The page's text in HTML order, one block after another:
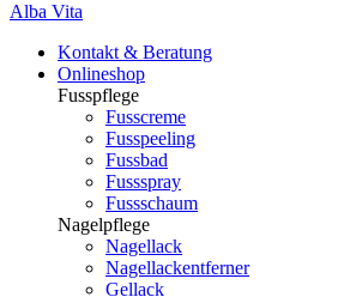
Alba Vita
Kontakt & Beratung
Onlineshop
Fusspflege
Fusscreme
Fusspeeling
Fussbad
Fussspray
Fussschaum
Nagelpflege
Nagellack
Nagellackentferner
Gellack